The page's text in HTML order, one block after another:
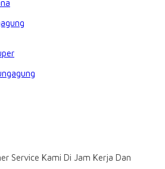
Service Kami Di Jam Kerja Dan